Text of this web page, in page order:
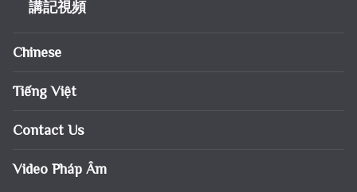
講記視頻
Chinese
Tiếng Việt
Contact Us
Video Pháp Âm